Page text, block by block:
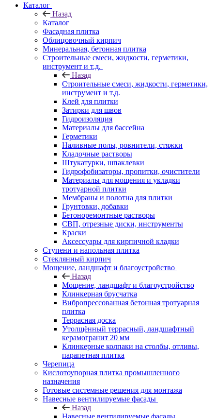
Каталог
Назад
Каталог
Фасадная плитка
Облицовочный кирпич
Минеральная, бетонная плитка
Строительные смеси, жидкости, герметики,
инструмент и т.д.
Назад
Строительные смеси, жидкости, герметики,
инструмент и т.д.
Клей для плитки
Затирки для швов
Гидроизоляция
Материалы для бассейна
Герметики
Наливные полы, ровнители, стяжки
Кладочные растворы
Штукатурки, шпаклевки
Гидрофобизаторы, пропитки, очистители
Материалы для мощения и укладки
тротуарной плитки
Мембраны и полотна для плитки
Грунтовки, добавки
Бетоноремонтные растворы
СВП, отрезные диски, инструменты
Краски
Аксессуары для кирпичной кладки
Ступени и напольная плитка
Cтеклянный кирпич
Мощение, ландшафт и благоустройство
Назад
Мощение, ландшафт и благоустройство
Клинкерная брусчатка
Вибропрессованная бетонная тротуарная
плитка
Террасная доска
Утолщённый террасный, ландшафтный
керамогранит 20 мм
Клинкерные колпаки на столбы, отливы,
парапетная плитка
Черепица
Кислотоупорная плитка промышленного
назначения
Готовые системные решения для монтажа
Навесные вентилируемые фасады
Назад
Навесные вентилируемые фасады